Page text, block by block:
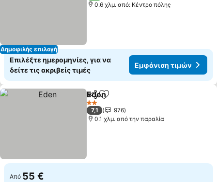
Δημοφιλής επιλογή
0.6 χλμ. από: Κέντρο πόλης
Επιλέξτε ημερομηνίες, για να
δείτε τις ακριβείς τιμές
Εμφάνιση τιμών
Κοινοποίηση
Προσθήκη στα αγαπημένα
Eden
2 Αστέρια
7,1
976
0.1 χλμ. από την παραλία
Από 55 €